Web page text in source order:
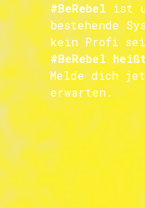
#BeRebel ist
bestehende
kein Profi
#BeRebel
Melde dich
erwarten.